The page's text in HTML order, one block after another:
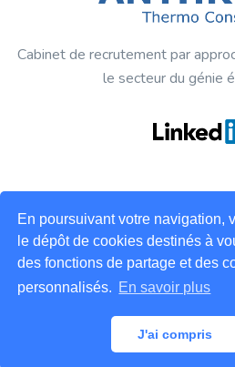
En poursuivant votre navigation,
le dépôt de cookies destinés à
des fonctions de partage et des
personnalisés. En savoir plus
J'ai compris
Cabinet de recrutement par
le secteur du génie
2019 © ANTHROPY Thermo
réservés.
Mentions légales CGU